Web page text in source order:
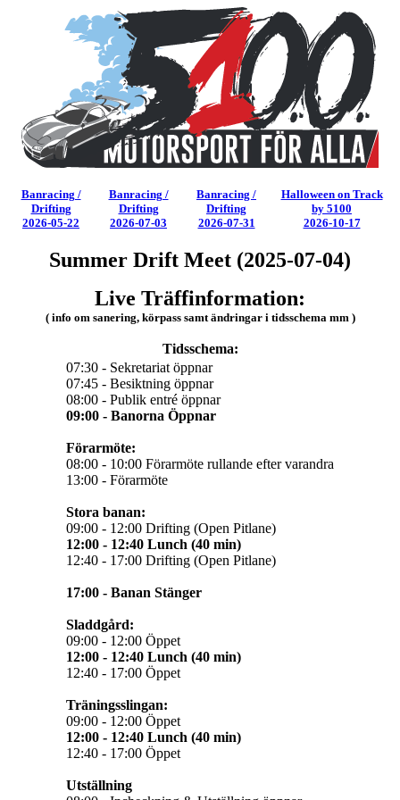
Banracing /
Drifting
2026-05-22
Banracing /
Drifting
2026-07-03
Banracing /
Drifting
2026-07-31
Halloween on Track
by 5100
2026-10-17
Summer Drift Meet (2025-07-04)
Live Träffinformation:
( info om sanering, körpass samt ändringar i tidsschema mm )
Tidsschema:
07:30 - Sekretariat öppnar
07:45 - Besiktning öppnar
08:00 - Publik entré öppnar
09:00 - Banorna Öppnar
Förarmöte:
08:00 - 10:00 Förarmöte rullande efter varandra
13:00 - Förarmöte
Stora banan:
09:00 - 12:00 Drifting (Open Pitlane)
12:00 - 12:40 Lunch (40 min)
12:40 - 17:00 Drifting (Open Pitlane)
17:00 - Banan Stänger
Sladdgård:
09:00 - 12:00 Öppet
12:00 - 12:40 Lunch (40 min)
12:40 - 17:00 Öppet
Träningsslingan:
09:00 - 12:00 Öppet
12:00 - 12:40 Lunch (40 min)
12:40 - 17:00 Öppet
Utställning